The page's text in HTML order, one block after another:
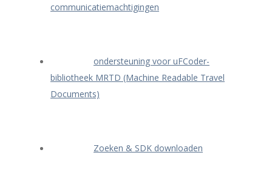
communicatiemachtigingen
ondersteuning voor uFCoder-
bibliotheek MRTD (Machine Readable Travel
Documents)
Zoeken & SDK downloaden